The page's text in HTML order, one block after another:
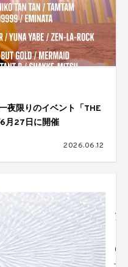
夜限りのイベント「THE
月27日に開催
2026.06.12